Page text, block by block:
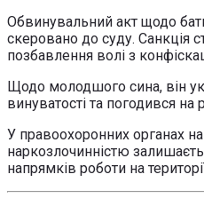
Обвинувальний акт щодо
скеровано до суду. Санкція
позбавлення волі з
Щодо молодшого сина, він
винуватості та погодився на
У правоохоронних органах
наркозлочинністю
напрямків роботи на